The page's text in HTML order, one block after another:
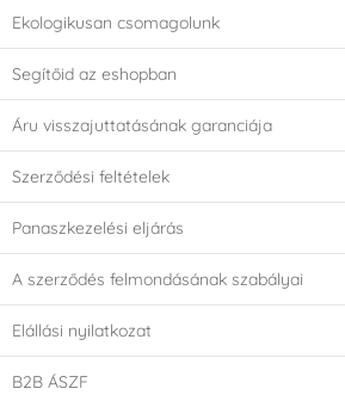
Ekologikusan csomagolunk
Segítőid az eshopban
Áru visszajuttatásának garanciája
Szerződési feltételek
Panaszkezelési eljárás
A szerződés felmondásának szabályai
Elállási nyilatkozat
B2B ÁSZF